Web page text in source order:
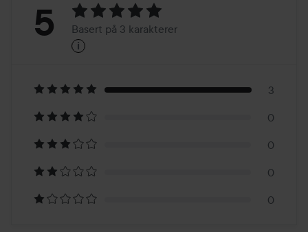
Vurdering:
Basert
på
3
karakterer
5 Basert på 3 karakterer
i
3
0
0
0
0